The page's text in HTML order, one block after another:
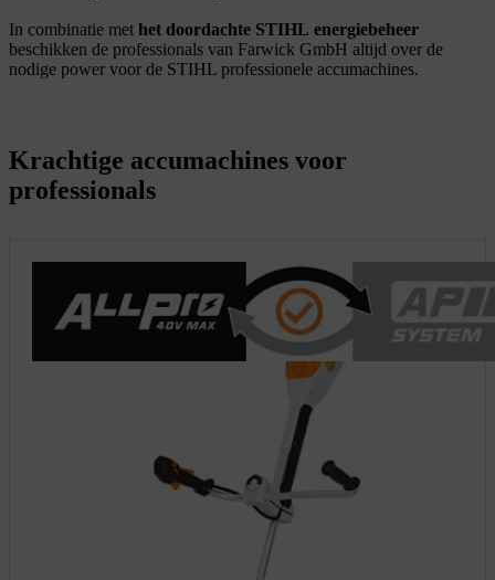
In combinatie met het doordachte STIHL energiebeheer
beschikken de professionals van Farwick GmbH altijd over de
nodige power voor de STIHL professionele accumachines.
Krachtige accumachines voor
professionals